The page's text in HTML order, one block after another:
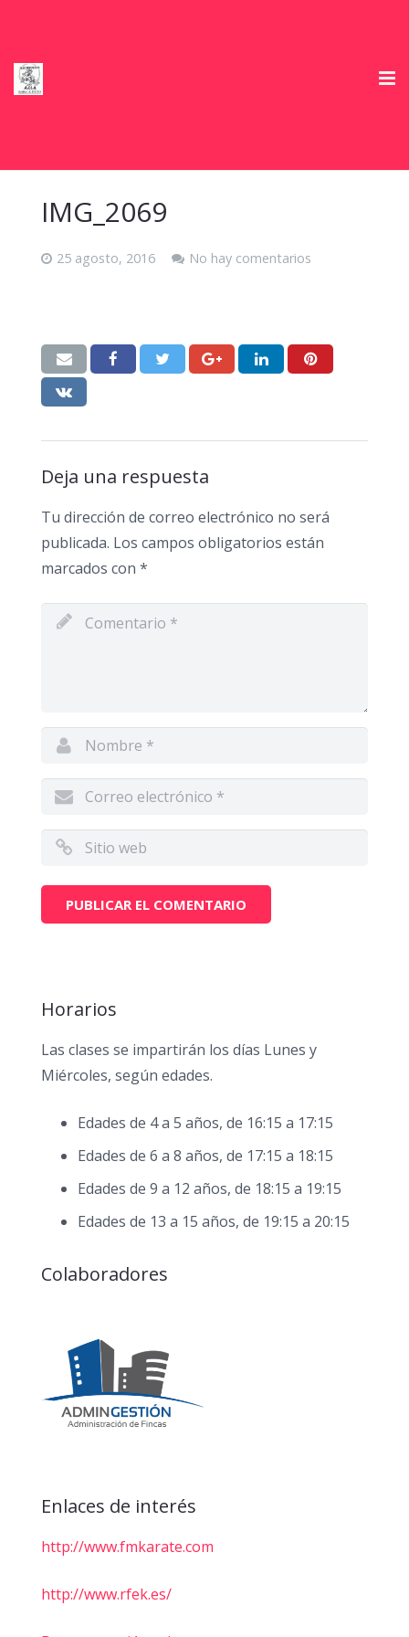
Información e Inscripciones temporada 2026/27
Ofertas Colaboradores
IMG_2069
25 agosto, 2016 No hay comentarios
Deja una respuesta
Tu dirección de correo electrónico no será
publicada. Los campos obligatorios están
marcados con *
Horarios
Las clases se impartirán los días Lunes y
Miércoles, según edades.
Edades de 4 a 5 años, de 16:15 a 17:15
Edades de 6 a 8 años, de 17:15 a 18:15
Edades de 9 a 12 años, de 18:15 a 19:15
Edades de 13 a 15 años, de 19:15 a 20:15
Colaboradores
Enlaces de interés
http://www.fmkarate.com
http://www.rfek.es/